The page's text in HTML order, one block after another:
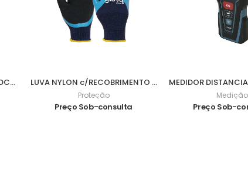
CARRO DE MÃO JARDIM 18V DCU180Z LUVA NYLON c/RECOBRIMENTO NITRILO FOAM 3/4 9 - 0701057
Proteção
Preço Sob-consulta
Medição
Preço Sob-